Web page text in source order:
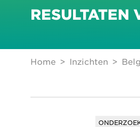
RESULTATEN
Home Inzichten